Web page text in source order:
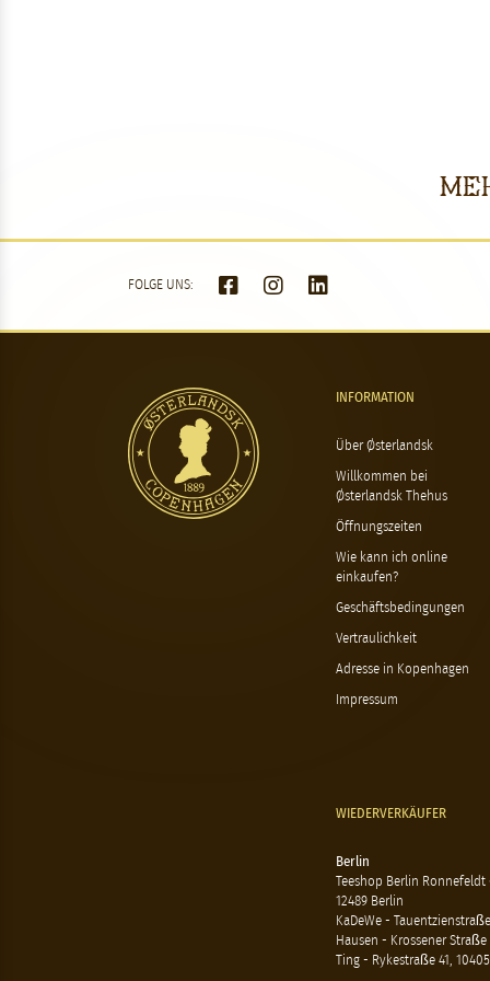
FOLGE UNS:
INFORMATION
Über Østerlandsk
Willkommen bei
Østerlandsk Thehus
Öffnungszeiten
Wie kann ich online
einkaufen?
Geschäftsbedingungen
Vertraulichkeit
Adresse in Kopenhagen
Impressum
WIEDERVERKÄUFER
Berlin
Teeshop Berlin Ronnefeldt
12489 Berlin
KaDeWe -
Hausen - Krossener
Ting - Rykestraße 41,